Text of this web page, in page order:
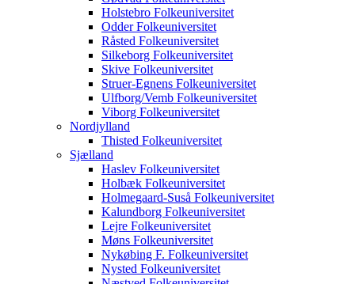
Holstebro Folkeuniversitet
Odder Folkeuniversitet
Råsted Folkeuniversitet
Silkeborg Folkeuniversitet
Skive Folkeuniversitet
Struer-Egnens Folkeuniversitet
Ulfborg/Vemb Folkeuniversitet
Viborg Folkeuniversitet
Nordjylland
Thisted Folkeuniversitet
Sjælland
Haslev Folkeuniversitet
Holbæk Folkeuniversitet
Holmegaard-Suså Folkeuniversitet
Kalundborg Folkeuniversitet
Lejre Folkeuniversitet
Møns Folkeuniversitet
Nykøbing F. Folkeuniversitet
Nysted Folkeuniversitet